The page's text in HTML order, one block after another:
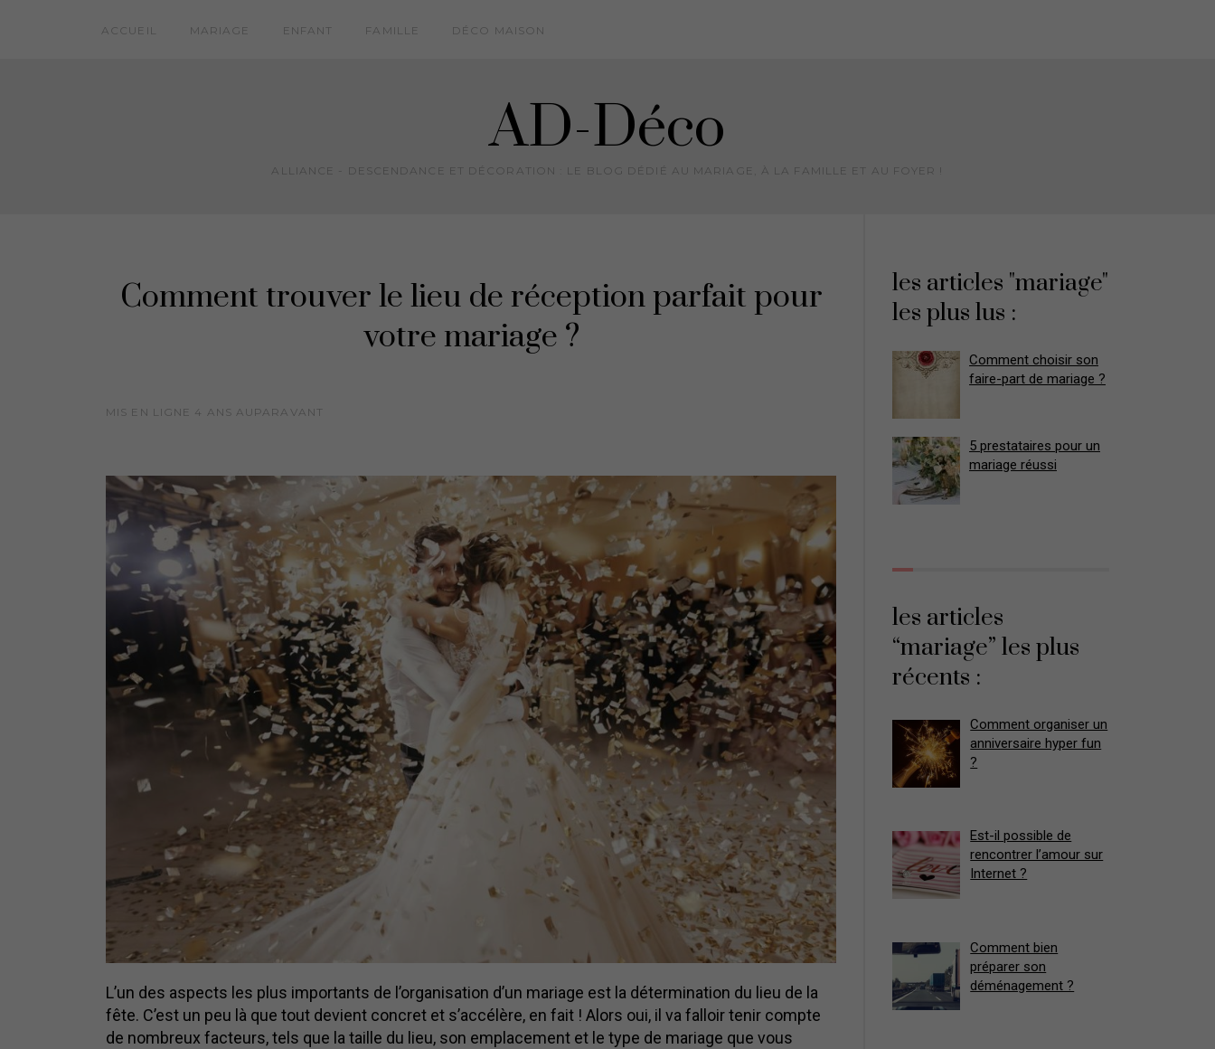
ACCUEIL MARIAGE ENFANT FAMILLE DÉCO MAISON
AD-Déco
ALLIANCE - DESCENDANCE ET DÉCORATION : LE BLOG DÉDIÉ AU MARIAGE, À LA FAMILLE ET AU FOYER !
Comment trouver le lieu de réception parfait pour
votre mariage ?
MIS EN LIGNE 4 ANS AUPARAVANT
L’un des aspects les plus importants de l’organisation d’un mariage est la détermination du lieu de la
fête. C’est un peu là que tout devient concret et s’accélère, en fait ! Alors oui, il va falloir tenir compte
de nombreux facteurs, tels que la taille du lieu, son emplacement et le type de mariage que vous
les articles "mariage"
les plus lus :
Comment choisir son
faire-part de mariage ?
5 prestataires pour un
mariage réussi
les articles
“mariage” les plus
récents :
Comment organiser un
anniversaire hyper fun
?
Est-il possible de
rencontrer l’amour sur
Internet ?
Comment bien
préparer son
déménagement ?